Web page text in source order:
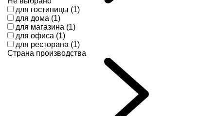
для гостиницы (1)
для дома (1)
для магазина (1)
для офиса (1)
для ресторана (1)
Страна производства